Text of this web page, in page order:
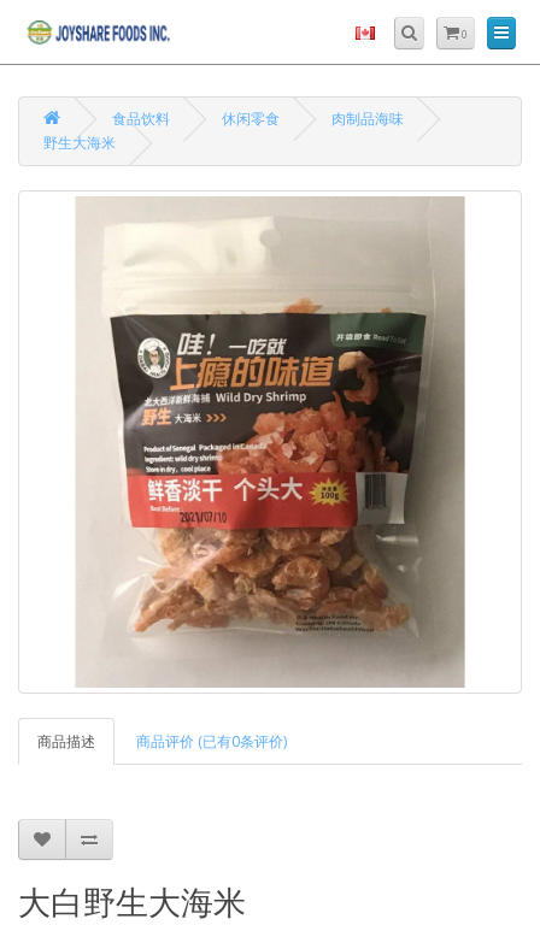
0
食品饮料 休闲零食
肉制品海味
野生大海米
商品描述 商品评价 (已有0条评价)
大白野生大海米